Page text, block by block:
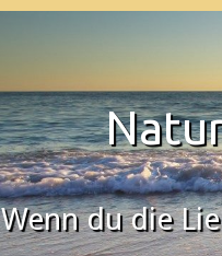
Wenn du die